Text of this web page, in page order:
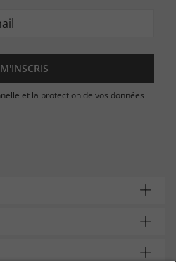
M'INSCRIS
et la protection de vos données